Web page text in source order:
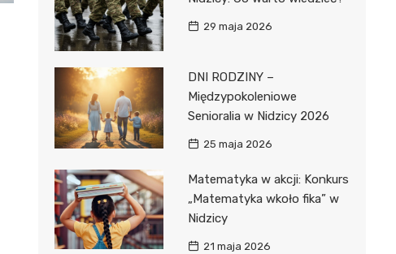
29 maja 2026
DNI RODZINY –
Międzypokoleniowe
Senioralia w Nidzicy 2026
25 maja 2026
Matematyka w akcji: Konkurs
„Matematyka wkoło fika” w
Nidzicy
21 maja 2026